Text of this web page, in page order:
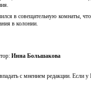
в совещательную комнаты,
в колонии.
Инна Большакова
с мнением редакции. Если